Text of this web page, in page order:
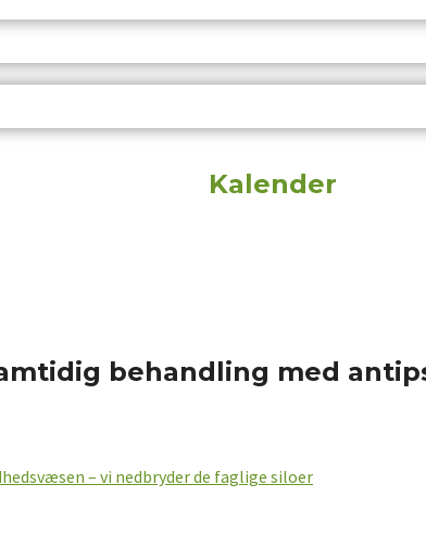
Kalender
behandling med
– vi nedbryder de faglige siloer